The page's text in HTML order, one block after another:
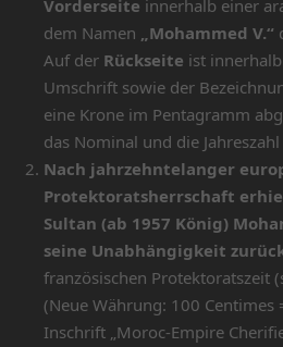
Vorderseite innerhalb einer
dem Namen „Mohammed V.“
Auf der Rückseite ist
Umschrift sowie der
eine Krone im Pentagramm
das Nominal und die
Nach jahrzehntelanger
Protektoratsherrschaft
Sultan (ab 1957 König)
seine Unabhängigkeit
französischen Protektoratszeit
(Neue Währung: 100 Centimes
Inschrift „Moroc-Empire